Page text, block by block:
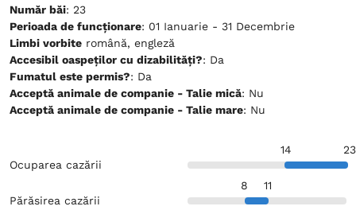
Număr băi: 23
Perioada de funcționare
: 01 Ianuarie - 31 Decembrie
Limbi vorbite română, engleză
Accesibil oaspeților cu dizabilități?
: Da
Fumatul este permis?
: Da
Acceptă animale de companie - Talie mică
: Nu
Acceptă animale de companie - Talie mare
: Nu
Ocuparea cazării
14 23
Părăsirea cazării
8 11